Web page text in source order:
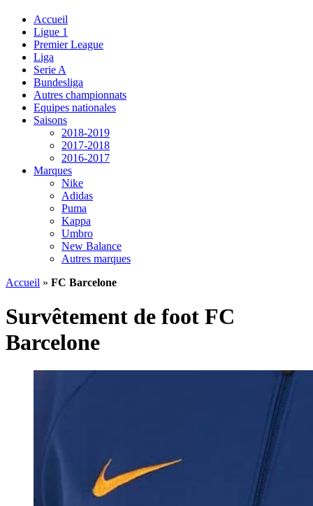
Accueil
Ligue 1
Premier League
Liga
Serie A
Bundesliga
Autres championnats
Equipes nationales
Saisons
2018-2019
2017-2018
2016-2017
Marques
Nike
Adidas
Puma
Kappa
Umbro
New Balance
Autres marques
Accueil » FC Barcelone
Survêtement de foot FC
Barcelone